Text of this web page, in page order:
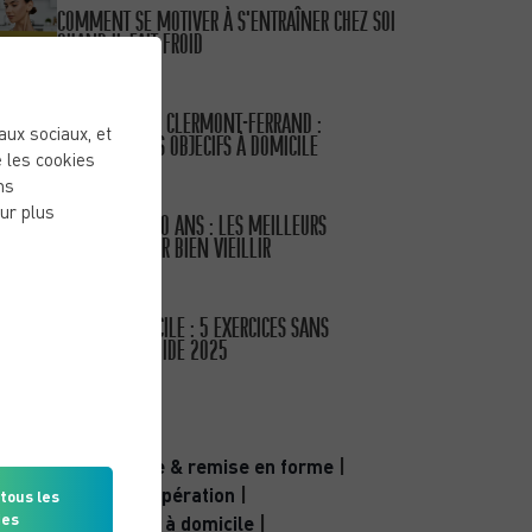
COMMENT SE MOTIVER À S’ENTRAÎNER CHEZ SOI
QUAND IL FAIT FROID
COACH SPORTIF CLERMONT-FERRAND :
ATTEIGNEZ VOS OBJECIFS À DOMICILE
SPORT APRÈS 50 ANS : LES MEILLEURS
EXERCICES POUR BIEN VIEILLIR
SPORT À DOMICILE : 5 EXERCICES SANS
MATÉRIEL – GUIDE 2025
Activité physique & remise en forme
Bien-être & récupération
Coaching sportif à domicile
sociaux, et
les cookies
plus
les